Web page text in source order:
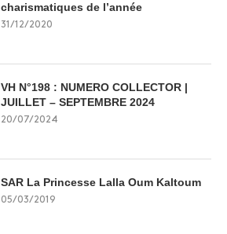
charismatiques de l’année
31/12/2020
VH N°198 : NUMERO COLLECTOR |
JUILLET – SEPTEMBRE 2024
20/07/2024
SAR La Princesse Lalla Oum Kaltoum
05/03/2019